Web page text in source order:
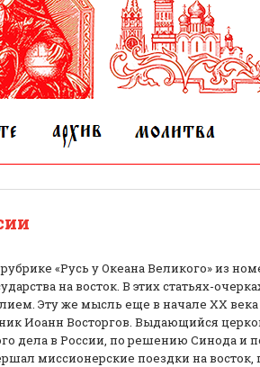
«Русь у Океана Великого» из
на восток. В этих статьях-
Эту же мысль еще в начале XX
Иоанн Восторгов. Выдающийся
дела в России, по решению Синода и
миссионерские поездки на восток,